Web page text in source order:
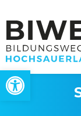
Werkzeugleiste öffnen